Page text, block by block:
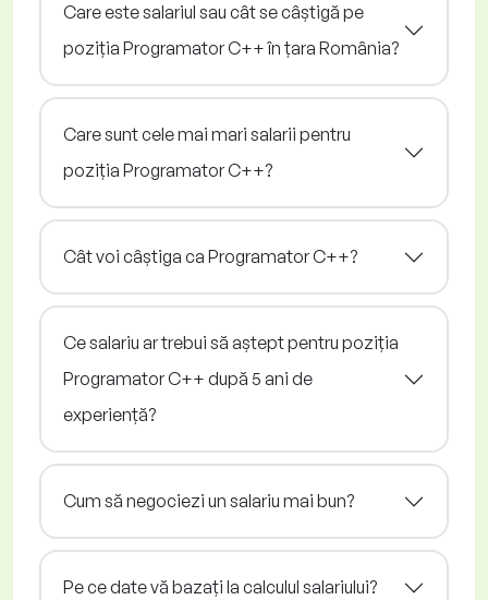
Care este salariul sau cât se câștigă pe
poziția Programator C++ în țara România?
Care sunt cele mai mari salarii pentru
poziția Programator C++?
Cât voi câștiga ca Programator C++?
Ce salariu ar trebui să aștept pentru poziția
Programator C++ după 5 ani de
experiență?
Cum să negociezi un salariu mai bun?
Pe ce date vă bazați la calculul salariului?